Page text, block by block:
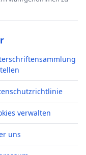
verwalten
uns